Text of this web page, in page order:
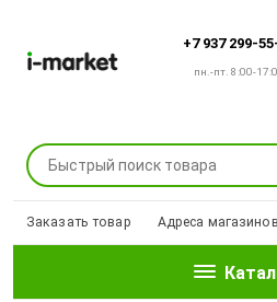
+7 937 299-
пн.-пт. 8:00-
Заказать товар Адреса магазинов